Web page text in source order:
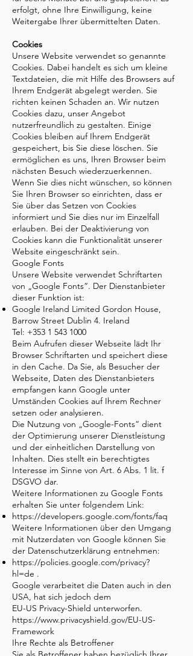
erfolgt, ohne Ihre Einwilligung, keine
Weitergabe Ihrer übermittelten Daten.
Cookies
Unsere Website verwendet so genannte
Cookies. Dabei handelt es sich um kleine
Textdateien, die mit Hilfe des Browsers auf
Ihrem Endgerät abgelegt werden. Sie
richten keinen Schaden an. Wir nutzen
Cookies dazu, unser Angebot
nutzerfreundlich zu gestalten. Einige
Cookies bleiben auf Ihrem Endgerät
gespeichert, bis Sie diese löschen. Sie
ermöglichen es uns, Ihren Browser beim
nächsten Besuch wiederzuerkennen.
Wenn Sie dies nicht wünschen, so können
Sie Ihren Browser so einrichten, dass er
Sie über das Setzen von Cookies
informiert und Sie dies nur im Einzelfall
erlauben. Bei der Deaktivierung von
Cookies kann die Funktionalität unserer
Website eingeschränkt sein.
Google Fonts
Unsere Website verwendet Schriftarten
von „Google Fonts“. Der Dienstanbieter
dieser Funktion ist:
Google Ireland Limited Gordon House,
Barrow Street Dublin 4. Ireland
Tel: +353 1 543 1000
Beim Aufrufen dieser Webseite lädt Ihr
Browser Schriftarten und speichert diese
in den Cache. Da Sie, als Besucher der
Webseite, Daten des Dienstanbieters
empfangen kann Google unter
Umständen Cookies auf Ihrem Rechner
setzen oder analysieren.
Die Nutzung von „Google-Fonts“ dient
der Optimierung unserer Dienstleistung
und der einheitlichen Darstellung von
Inhalten. Dies stellt ein berechtigtes
Interesse im Sinne von Art. 6 Abs. 1 lit. f
DSGVO dar.
Weitere Informationen zu Google Fonts
erhalten Sie unter folgendem Link:
https://developers.google.com/fonts/faq
Weitere Informationen über den Umgang
mit Nutzerdaten von Google können Sie
der Datenschutzerklärung entnehmen:
https://policies.google.com/privacy?
hl=de .
Google verarbeitet die Daten auch in den
USA, hat sich jedoch dem
EU-US Privacy-Shield unterworfen.
https://www.privacyshield.gov/EU-US-
Framework
Ihre Rechte als Betroffener